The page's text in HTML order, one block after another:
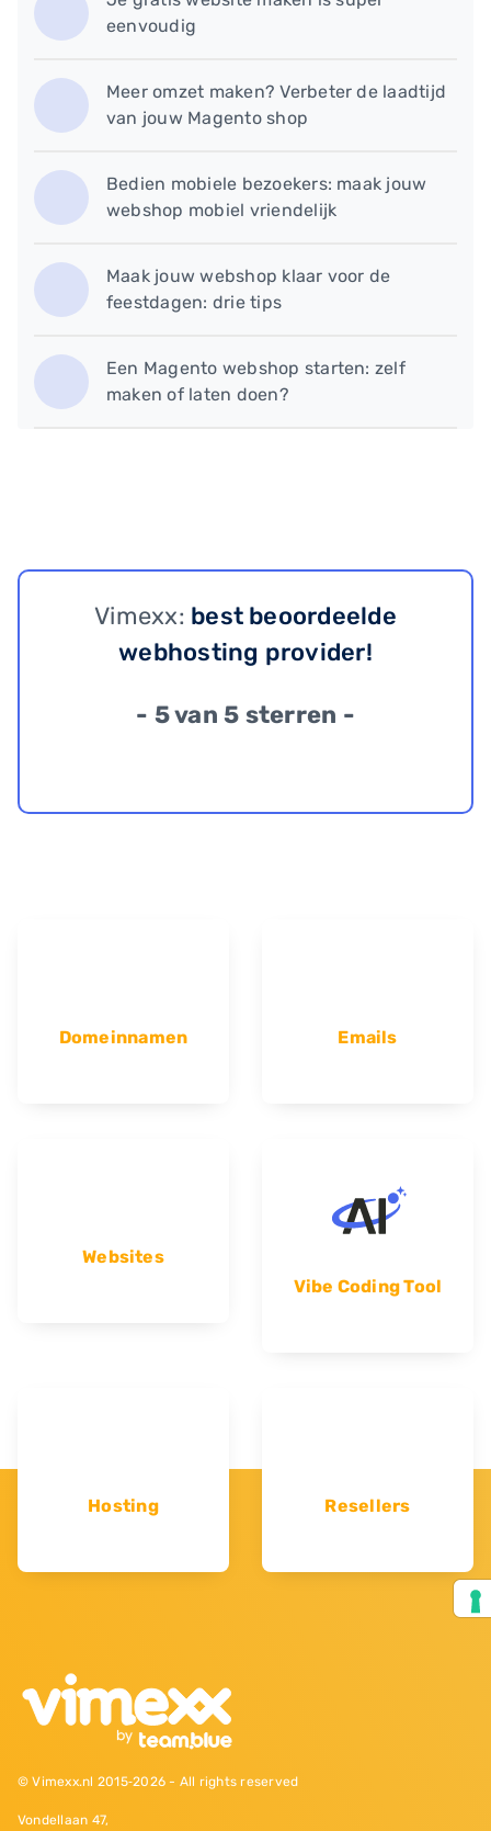
eenvoudig
Meer omzet maken? Verbeter de laadtijd
van jouw Magento shop
​Bedien mobiele bezoekers: maak jouw
webshop mobiel vriendelijk
Maak jouw webshop klaar voor de
feestdagen: drie tips
Een Magento webshop starten: zelf
maken of laten doen?
Vimexx: best beoordeelde
webhosting provider!
- 5 van 5 sterren -
Domeinnamen Emails
Websites
Vibe Coding Tool
Hosting Resellers
© Vimexx.nl 2015‐2026 - All rights reserved
Vondellaan 47,